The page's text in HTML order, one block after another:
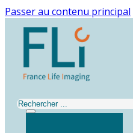
Passer au contenu principal
Rechercher